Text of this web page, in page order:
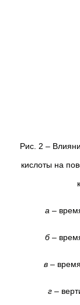
Рис. 2 –
кислоты на
а –
б–
в –
г–